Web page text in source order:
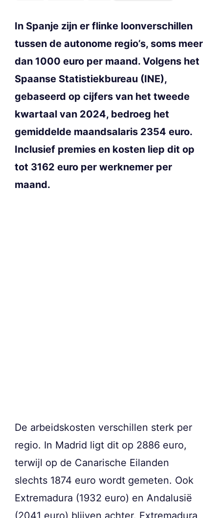
In Spanje zijn er flinke loonverschillen
tussen de autonome regio’s, soms meer
dan 1000 euro per maand. Volgens het
Spaanse Statistiekbureau (INE),
gebaseerd op cijfers van het tweede
kwartaal van 2024, bedroeg het
gemiddelde maandsalaris 2354 euro.
Inclusief premies en kosten liep dit op
tot 3162 euro per werknemer per
maand.
De arbeidskosten verschillen sterk per
regio. In Madrid ligt dit op 2886 euro,
terwijl op de Canarische Eilanden
slechts 1874 euro wordt gemeten. Ook
Extremadura (1932 euro) en Andalusië
(2041 euro) blijven achter. Extremadura